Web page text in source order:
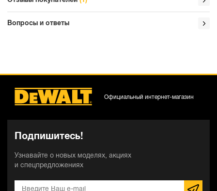
Вопросы и ответы
Подпишитесь!
Узнавайте о новых моделях, акциях
и спецпредложениях
Официальный интернет-магазин